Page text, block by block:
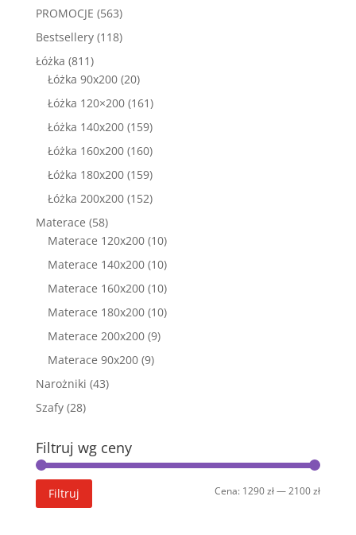
PROMOCJE 563563
produkty
Bestsellery 118118
Łóżka 811811
produktów
Łóżka 90x200 2020
produktów
Łóżka 120×200 161161
produktów
Łóżka 140x200 159159
produktów
Łóżka 160x200 160160
produktów
Łóżka 180x200 159159
produktów
Łóżka 200x200 152152
Materace 5858
produktów
Materace 120x200 1010
produktów
Materace 140x200 1010
produktów
Materace 160x200 1010
produktów
Materace 180x200 1010
Materace 200x200 99
Materace 90x200 99
Narożniki 4343
Szafy 2828
Filtruj wg ceny
Cena
Cena
Filtruj Cena: 1290 zł—2100 zł